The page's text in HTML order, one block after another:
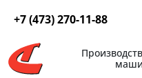
+7 (473) 270-11-88